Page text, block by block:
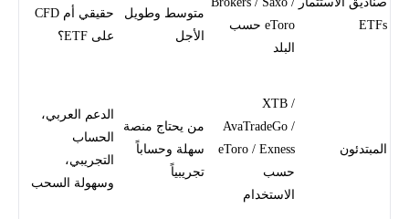
ETFs
eToro حسب
البلد
متوسط وطويل
الأجل
حقيقي أم CFD
على ETF؟
المبتدئون
XTB /
AvaTradeGo /
eToro / Exness
حسب
الاستخدام
من يحتاج منصة
سهلة وحساباً
تجريبياً
الدعم العربي،
الحساب
التجريبي،
وسهولة السحب